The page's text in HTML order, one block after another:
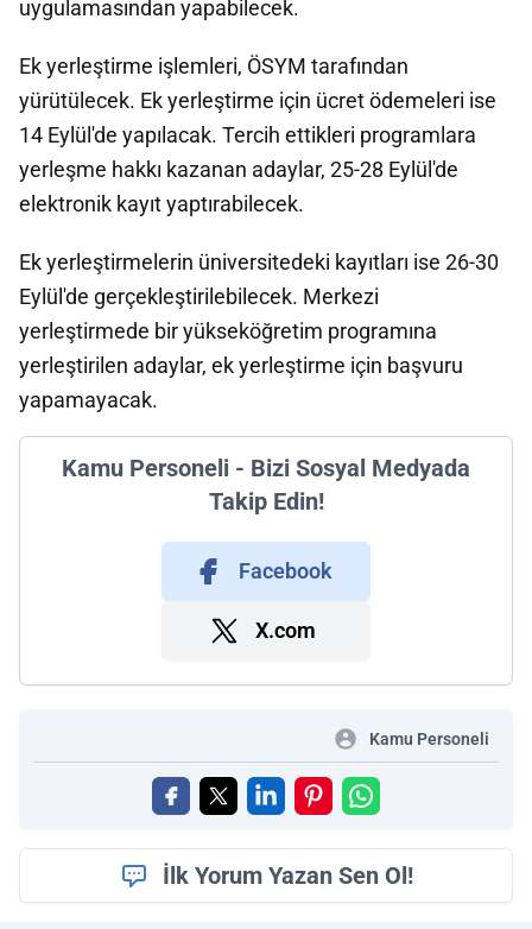
uygulamasından yapabilecek.
Ek yerleştirme işlemleri, ÖSYM tarafından
yürütülecek. Ek yerleştirme için ücret ödemeleri ise
14 Eylül'de yapılacak. Tercih ettikleri programlara
yerleşme hakkı kazanan adaylar, 25-28 Eylül'de
elektronik kayıt yaptırabilecek.
Ek yerleştirmelerin üniversitedeki kayıtları ise 26-30
Eylül'de gerçekleştirilebilecek. Merkezi
yerleştirmede bir yükseköğretim programına
yerleştirilen adaylar, ek yerleştirme için başvuru
yapamayacak.
Kamu Personeli - Bizi Sosyal Medyada
Takip Edin!
Facebook
X.com
Kamu Personeli
İlk Yorum Yazan Sen Ol!